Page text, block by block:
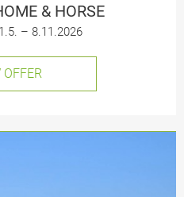
& HORSE
– 8.11.2026
OFFER